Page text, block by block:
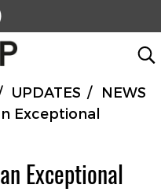
UPDATES
NEWS
Exceptional
Exceptional